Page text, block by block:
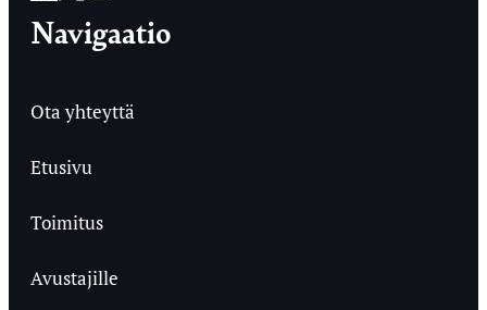
Navigaatio
Ota yhteyttä
Etusivu
Toimitus
Avustajille